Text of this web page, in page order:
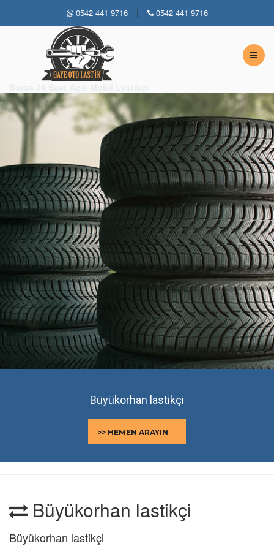
0542 441 9716 | 0542 441 9716
Büyükorhan lastikçi
>> HEMEN ARAYIN
Büyükorhan lastikçi
Büyükorhan lastikçi